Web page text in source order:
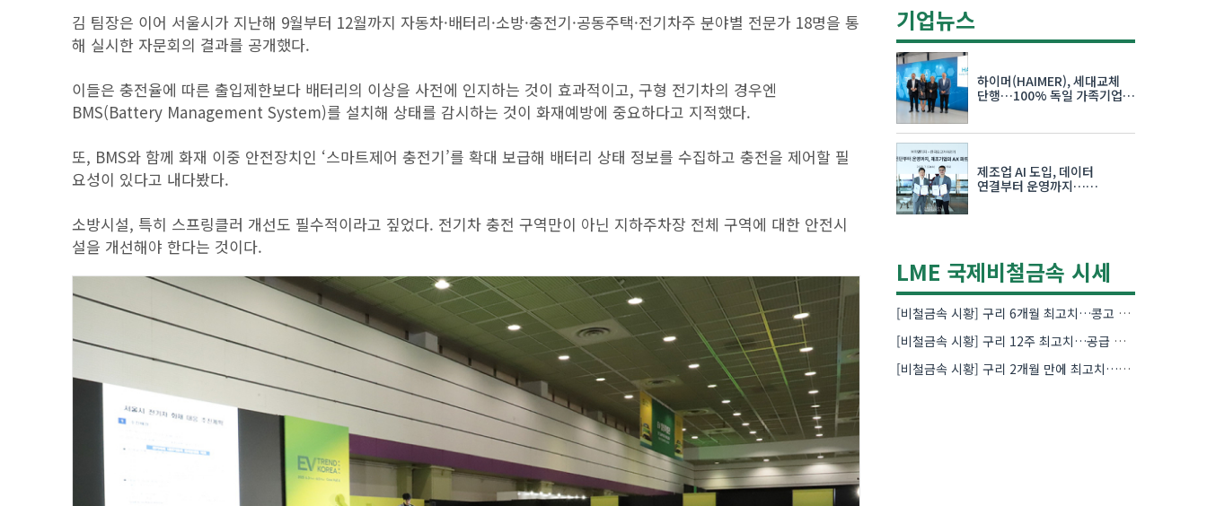
김 팀장은 이어 서울시가 지난해 9월부터 12월까지 자동차·배터리·소방·충전기·공동주택·전기차주 분야별 전문가 18명을 통
해 실시한 자문회의 결과를 공개했다.
이들은 충전율에 따른 출입제한보다 배터리의 이상을 사전에 인지하는 것이 효과적이고, 구형 전기차의 경우엔
BMS(Battery Management System)를 설치해 상태를 감시하는 것이 화재예방에 중요하다고 지적했다.
또, BMS와 함께 화재 이중 안전장치인 ‘스마트제어 충전기’를 확대 보급해 배터리 상태 정보를 수집하고 충전을 제어할 필
요성이 있다고 내다봤다.
소방시설, 특히 스프링클러 개선도 필수적이라고 짚었다. 전기차 충전 구역만이 아닌 지하주차장 전체 구역에 대한 안전시
설을 개선해야 한다는 것이다.
08.19~08.21
K-PRINT
08.19~08.22
자율주행모빌리티산업전
08.25~08.27
차세대 반도체 패키징 산업전
08.26~08.28 수원컨벤션센터
기업뉴스
하이머(HAIMER), 세대교체
단행…100% 독일 가족기업
제조업 AI 도입, 데이터
연결부터 운영까지…
LME 국제비철금속 시세
[비철금속 시황] 구리 6개월 최고치…콩고 수출 규제에 공급 우려 확대
[비철금속 시황] 구리 12주 최고치…공급 부족 우려에 강세
[비철금속 시황] 구리 2개월 만에 최고치…재고 감소에 공급 부족 우려 확대